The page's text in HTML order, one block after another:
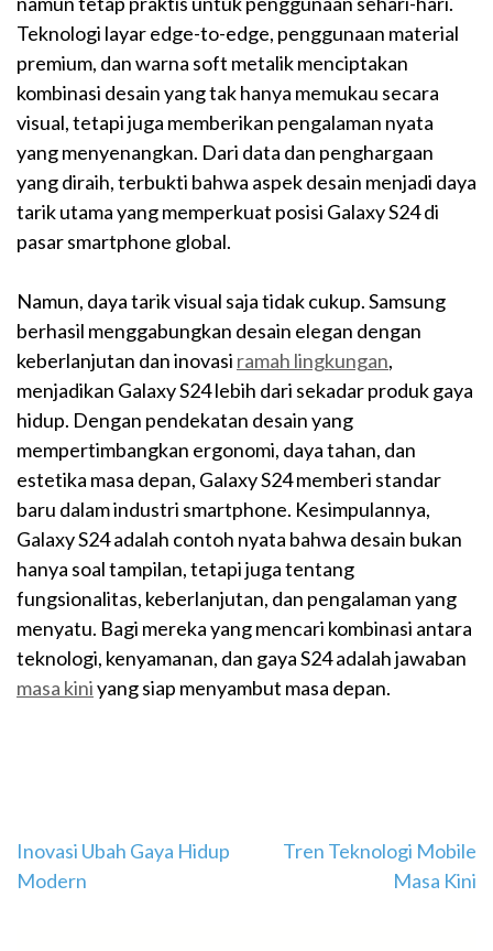
Teknologi layar edge-to-edge, penggunaan material
premium, dan warna soft metalik menciptakan
kombinasi desain yang tak hanya memukau secara
visual, tetapi juga memberikan pengalaman nyata
yang menyenangkan. Dari data dan penghargaan
yang diraih, terbukti bahwa aspek desain menjadi daya
tarik utama yang memperkuat posisi Galaxy S24 di
pasar smartphone global.
Namun, daya tarik visual saja tidak cukup. Samsung
berhasil menggabungkan desain elegan dengan
keberlanjutan dan inovasi ramah lingkungan,
menjadikan Galaxy S24 lebih dari sekadar produk gaya
hidup. Dengan pendekatan desain yang
mempertimbangkan ergonomi, daya tahan, dan
estetika masa depan, Galaxy S24 memberi standar
baru dalam industri smartphone. Kesimpulannya,
Galaxy S24 adalah contoh nyata bahwa desain bukan
hanya soal tampilan, tetapi juga tentang
fungsionalitas, keberlanjutan, dan pengalaman yang
menyatu. Bagi mereka yang mencari kombinasi antara
teknologi, kenyamanan, dan gaya S24 adalah jawaban
masa kiniyang siap menyambut masa depan.
Navigasi
pos
Inovasi Ubah Gaya Hidup
Modern
Tren Teknologi Mobile
Masa Kini